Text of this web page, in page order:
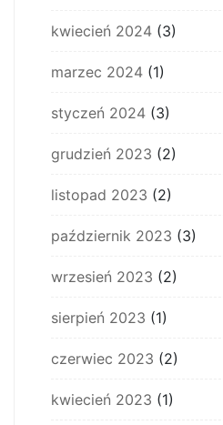
kwiecień 2024 (3)
marzec 2024 (1)
styczeń 2024 (3)
grudzień 2023 (2)
listopad 2023 (2)
październik 2023 (3)
wrzesień 2023 (2)
sierpień 2023 (1)
czerwiec 2023 (2)
kwiecień 2023 (1)